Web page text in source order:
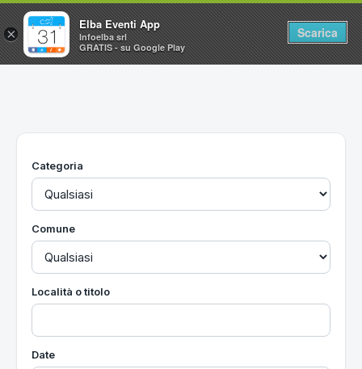
Home
Utilità
Categoria
Comune
Località o titolo
Date
×
Elba Eventi App
Infoelba srl
GRATIS - su Google Play
Scarica